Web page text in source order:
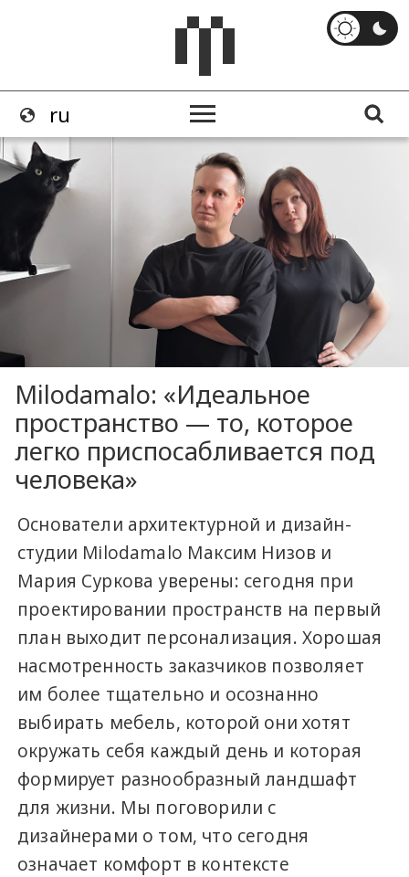
Milodamalo: «Идеальное
пространство — то, которое
легко приспосабливается под
человека»
Основатели архитектурной и дизайн-
студии Milodamalo Максим Низов и
Мария Суркова уверены: сегодня при
проектировании пространств на первый
план выходит персонализация. Хорошая
насмотренность заказчиков позволяет
им более тщательно и осознанно
выбирать мебель, которой они хотят
окружать себя каждый день и которая
формирует разнообразный ландшафт
для жизни. Мы поговорили с
дизайнерами о том, что сегодня
означает комфорт в контексте